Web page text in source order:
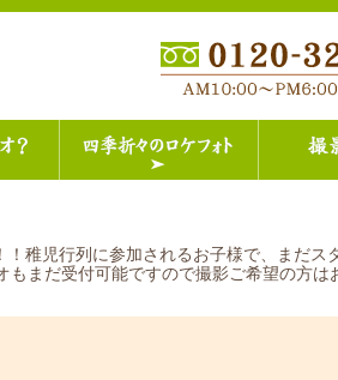
稚児行列に参加されるお子様で、まだス
まだ受付可能ですので撮影ご希望の方